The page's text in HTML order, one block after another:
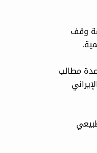
وقف
مطالب